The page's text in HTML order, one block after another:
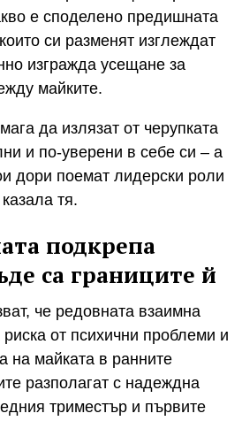
е споделено предишната
си разменят изглеждат
изгражда усещане за
майките.
да излязат от черупката
и по-уверени в себе си – а
дори поемат лидерски роли
тя.
подкрепа
са границите й
че редовната взаимна
от психични проблеми и
на майката в ранните
разполагат с надеждна
триместър и първите